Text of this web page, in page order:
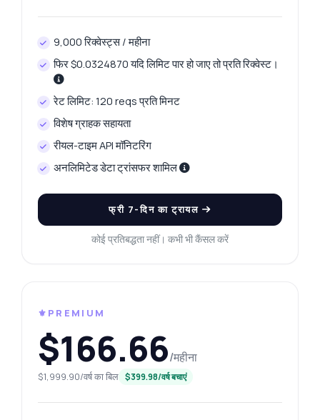
9,000 रिक्वेस्ट्स / महीना
फिर $0.0324870 यदि लिमिट पार हो जाए तो प्रति रिक्वेस्ट।
रेट लिमिट: 120 reqs प्रति मिनट
विशेष ग्राहक सहायता
रीयल-टाइम API मॉनिटरिंग
अनलिमिटेड डेटा ट्रांसफर शामिल
फ्री 7-दिन का ट्रायल
कोई प्रतिबद्धता नहीं। कभी भी कैंसल करें
⚜️PREMIUM
$166.66/महीना
$1,999.90/वर्ष का बिल $399.98/वर्ष बचाएं